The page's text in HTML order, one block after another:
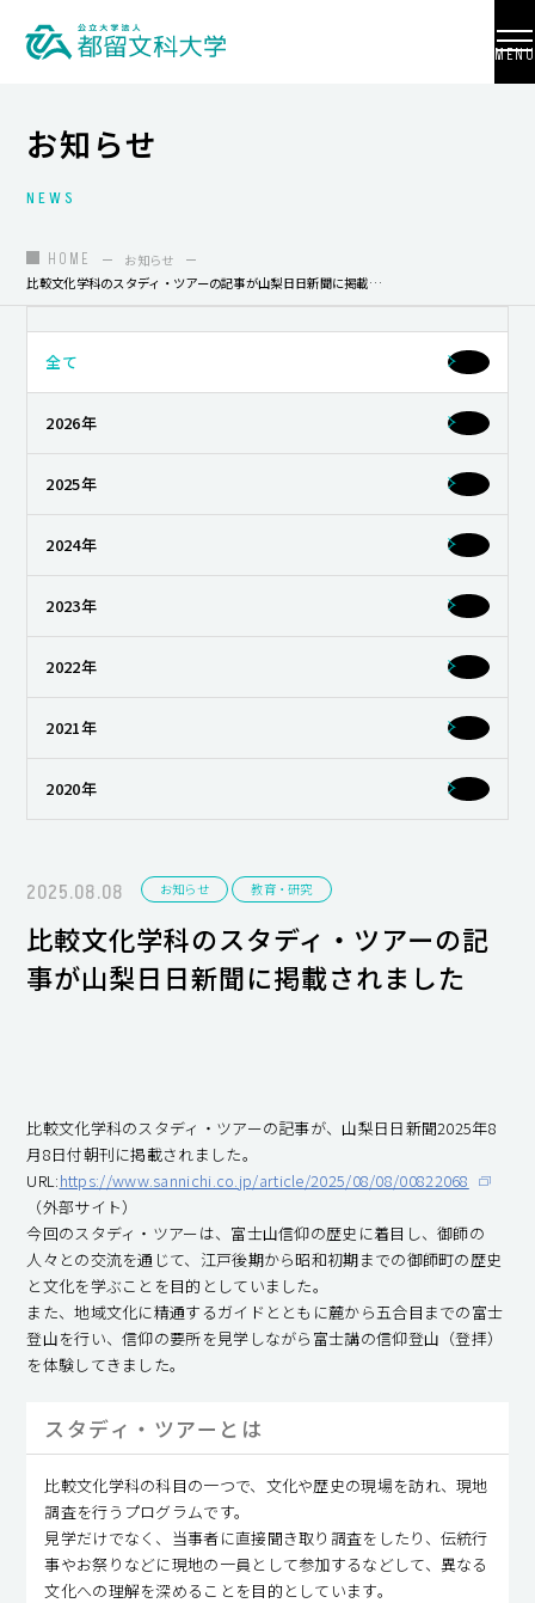
MENU
大学紹介
入試情報
学部・学科・大学院
地域連携
国際交流
教員養成
研究活動
就職・キャリア支援
お知らせ
NEWS
HOME
お知らせ
比較文化学科のスタディ・ツアーの記事が山梨日日新聞に掲載されました
全て
2026年
2025年
2024年
2023年
2022年
2021年
2020年
2025.08.08 お知らせ 教育・研究
比較文化学科のスタディ・ツアーの記
事が山梨日日新聞に掲載されました
​比較文化学科のスタディ・ツアーの記事が、山梨日日新聞2025年8
月8日付朝刊に掲載されました。
URL:https://www.sannichi.co.jp/article/2025/08/08/00822068
（外部サイト）
今回のスタディ・ツアーは、富士山信仰の歴史に着目し、御師の
人々との交流を通じて、江戸後期から昭和初期までの御師町の歴史
と文化を学ぶことを目的としていました。
また、地域文化に精通するガイドとともに麓から五合目までの富士
登山を行い、信仰の要所を見学しながら富士講の信仰登山（登拝）
を体験してきました。
スタディ・ツアーとは
比較文化学科の科目の一つで、文化や歴史の現場を訪れ、現地
調査を行うプログラムです。
見学だけでなく、当事者に直接聞き取り調査をしたり、伝統行
事やお祭りなどに現地の一員として参加するなどして、異なる
文化への理解を深めることを目的としています。